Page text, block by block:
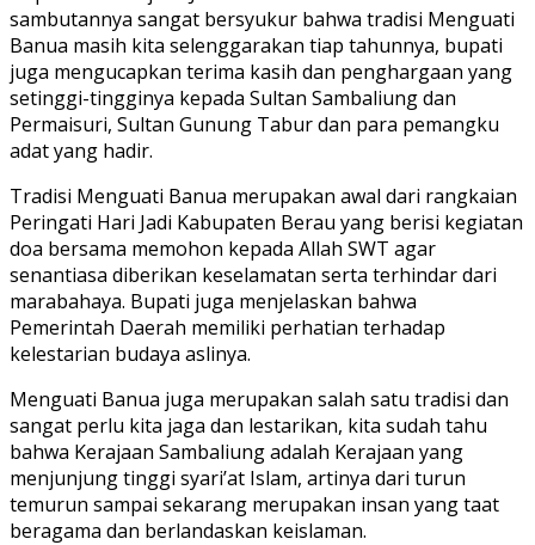
sambutannya sangat bersyukur bahwa tradisi Menguati
Banua masih kita selenggarakan tiap tahunnya, bupati
juga mengucapkan terima kasih dan penghargaan yang
setinggi-tingginya kepada Sultan Sambaliung dan
Permaisuri, Sultan Gunung Tabur dan para pemangku
adat yang hadir.
Tradisi Menguati Banua merupakan awal dari rangkaian
Peringati Hari Jadi Kabupaten Berau yang berisi kegiatan
doa bersama memohon kepada Allah SWT agar
senantiasa diberikan keselamatan serta terhindar dari
marabahaya. Bupati juga menjelaskan bahwa
Pemerintah Daerah memiliki perhatian terhadap
kelestarian budaya aslinya.
Menguati Banua juga merupakan salah satu tradisi dan
sangat perlu kita jaga dan lestarikan, kita sudah tahu
bahwa Kerajaan Sambaliung adalah Kerajaan yang
menjunjung tinggi syari’at Islam, artinya dari turun
temurun sampai sekarang merupakan insan yang taat
beragama dan berlandaskan keislaman.